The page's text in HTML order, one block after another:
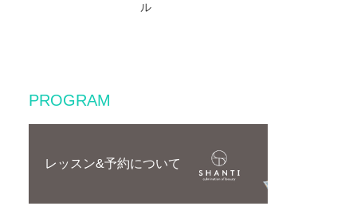
ル
PROGRAM
レッスン&予約について